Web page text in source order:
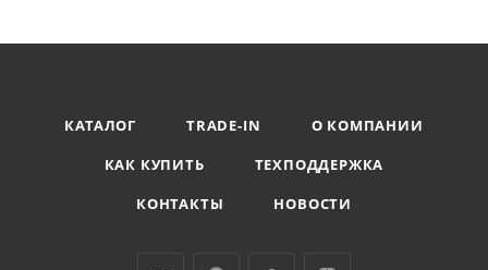
КАТАЛОГ TRADE-IN
О КОМПАНИИ
КАК КУПИТЬ
ТЕХПОДДЕРЖКА
КОНТАКТЫ
НОВОСТИ